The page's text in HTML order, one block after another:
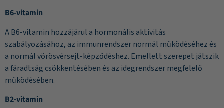
B6-vitamin
A B6-vitamin hozzájárul a hormonális aktivitás
szabályozásához, az immunrendszer normál működéséhez és
a normál vörösvérsejt-képződéshez. Emellett szerepet játszik
a fáradtság csökkentésében és az idegrendszer megfelelő
működésében.
B2-vitamin